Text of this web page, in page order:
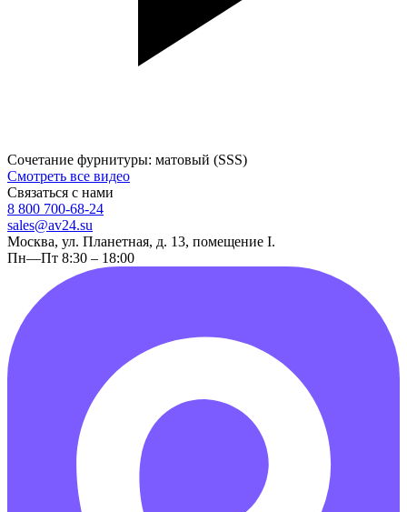
Сочетание фурнитуры: матовый (SSS)
Смотреть все видео
Связаться с нами
8 800 700-68-24
sales@av24.su
Москва, ул. Планетная, д. 13, помещение I.
Пн—Пт 8:30 – 18:00